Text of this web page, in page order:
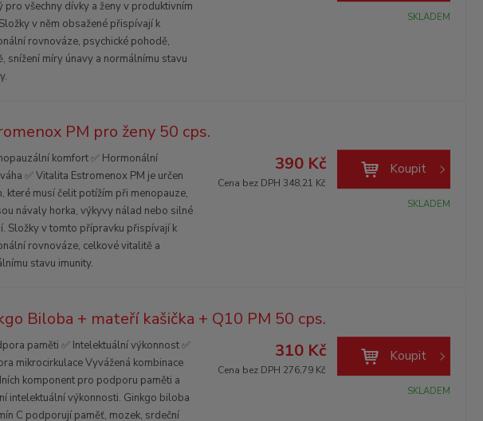
pro všechny dívky a ženy v produktivním
v něm obsažené přispívají k
rovnováze, psychické pohodě,
snížení míry únavy a normálnímu stavu
SKLADEM
PM pro ženy 50 cps.
komfort ✅ Hormonální
✅ Vitalita Estromenox PM je určen
které musí čelit potížím při menopauze,
návaly horka, výkyvy nálad nebo silné
Složky v tomto přípravku přispívají k
rovnováze, celkové vitalitě a
stavu imunity.
390 Kč
Cena bez DPH 348,21 Kč
Koupit
SKLADEM
Biloba + mateří kašička + Q10 PM 50 cps.
paměti ✅ Intelektuální výkonnost ✅
mikrocirkulace Vyvážená kombinace
komponent pro podporu paměti a
intelektuální výkonnosti. Ginkgo biloba
C podporují paměť, mozek, srdeční
310 Kč
Cena bez DPH 276,79 Kč
Koupit
SKLADEM